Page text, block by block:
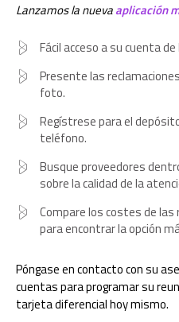
Lanzamos la nuevaaplicación
Fácil acceso a su cuenta
Presente las
foto.
Regístrese para el
teléfono.
Busque proveedores
sobre la calidad de la
Compare los costes de
para encontrar la opción
Póngase en contacto con su
cuentas para programar su
tarjeta diferencial hoy mismo.